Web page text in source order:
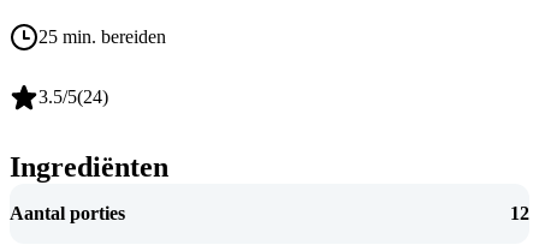
25 min. bereiden
3.5/5(24)
Ingrediënten
Aantal porties 12